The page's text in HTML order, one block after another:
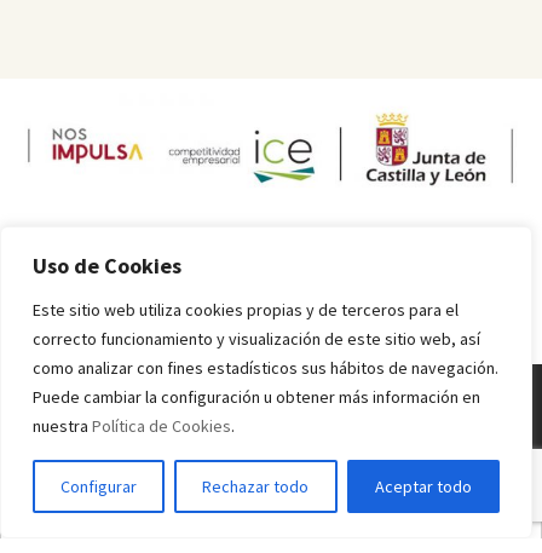
Uso de Cookies
Este sitio web utiliza cookies propias y de terceros para el
correcto funcionamiento y visualización de este sitio web, así
como analizar con fines estadísticos sus hábitos de navegación.
Puede cambiar la configuración u obtener más información en
nuestra Política de Cookies.
Configurar Rechazar todo Aceptar todo
Melquiades Rodríguez© 2016 - 2024 Todos los derechos reservados.
de uso
Política de Privacidad Política de Cookies